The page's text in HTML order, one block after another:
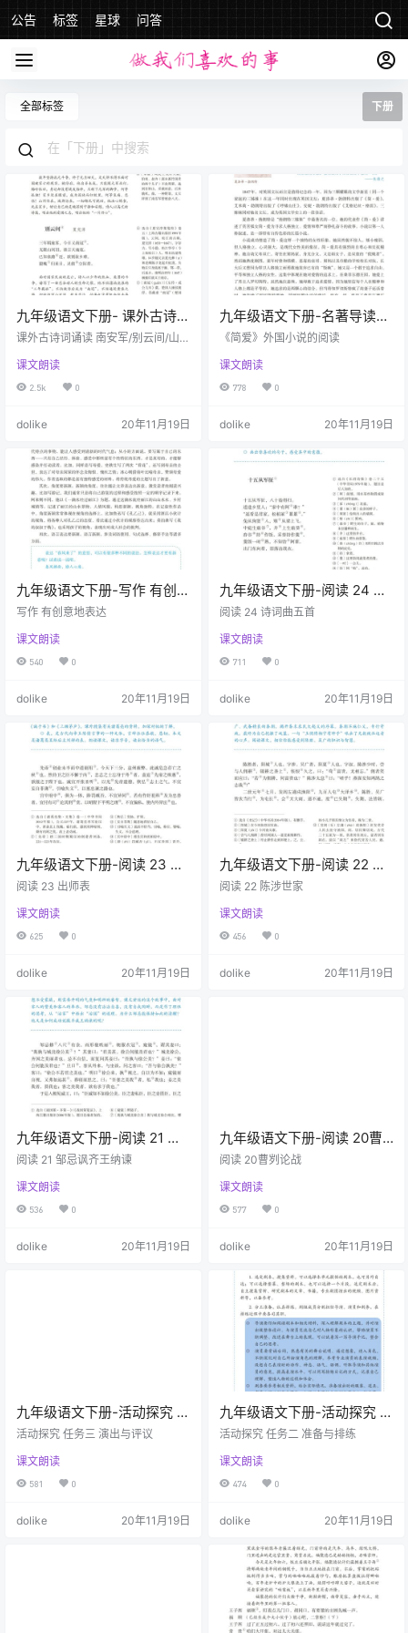
公告 标签 星球 问答
全部标签 下册
九年级语文下册- 课外古诗词
诵读(P147-P148)
课外古诗词诵读 南安军/别云间/山坡
课文朗读
2.5k 0
dolike 20年11月19日
九年级语文下册-名著导读
《简爱》外国小说的阅读
《简爱》外国小说的阅读
课文朗读
778 0
dolike 20年11月19日
九年级语文下册-写作 有创意
地表达 (P141-P142)
写作 有创意地表达
课文朗读
540 0
dolike 20年11月19日
九年级语文下册-阅读 24 诗
词曲五首 (P137-P140)
阅读 24 诗词曲五首
课文朗读
711 0
dolike 20年11月19日
九年级语文下册-阅读 23 出
师表 (P133-P136)
阅读 23 出师表
课文朗读
625 0
dolike 20年11月19日
九年级语文下册-阅读 22 陈
涉世家 (P129-P132)
阅读 22 陈涉世家
课文朗读
456 0
dolike 20年11月19日
九年级语文下册-阅读 21 邹
忌讽齐王纳谏 (P127-P128)
阅读 21 邹忌讽齐王纳谏
课文朗读
536 0
dolike 20年11月19日
九年级语文下册-阅读 20曹
刿论战 (P124-P126)
阅读 20曹刿论战
课文朗读
577 0
dolike 20年11月19日
九年级语文下册-活动探究 任
务三 演出与评议(P120-
活动探究 任务三 演出与评议
课文朗读
581 0
dolike 20年11月19日
九年级语文下册-活动探究 任
务二 准备与排练(P119)
活动探究 任务二 准备与排练
课文朗读
474 0
dolike 20年11月19日